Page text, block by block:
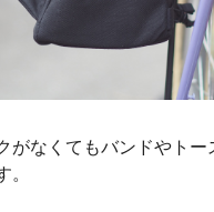
がなくてもバンドやトー
。